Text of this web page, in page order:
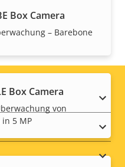
Box Camera
– Barebone
Box Camera
von
5 MP